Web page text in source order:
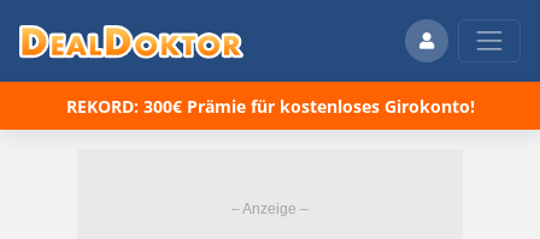
REKORD: 300€ Prämie für kostenloses Girokonto!